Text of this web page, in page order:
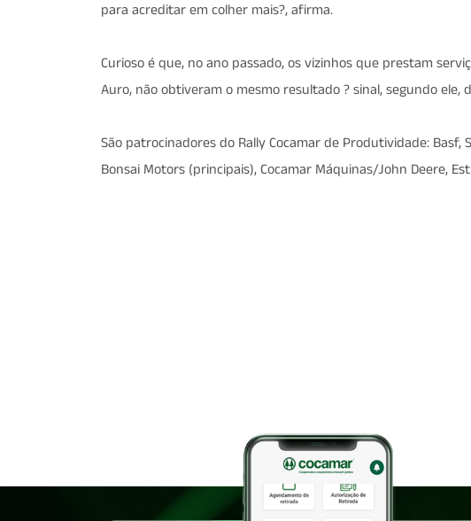
para acreditar em colher mais?, afirma.
Curioso é que, no ano passado, os vizinhos que prestam
Auro, não obtiveram o mesmo resultado ? sinal, segundo ele,
São patrocinadores do Rally Cocamar de Produtividade: Basf,
Bonsai Motors (principais), Cocamar Máquinas/John Deere,